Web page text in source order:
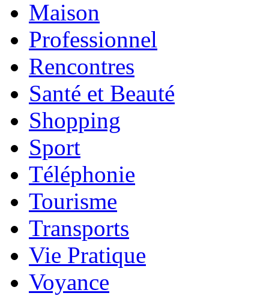
Maison
Professionnel
Rencontres
Santé et Beauté
Shopping
Sport
Téléphonie
Tourisme
Transports
Vie Pratique
Voyance